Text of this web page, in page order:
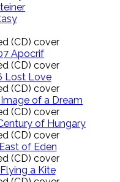
Apocrif
Lost Love
of a Dream
of Hungary
of Eden
a Kite